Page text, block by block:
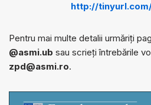
http://
Pentru mai multe detalii urmăriți
@asmi.ub sau scrieți întrebările
zpd@asmi.ro.